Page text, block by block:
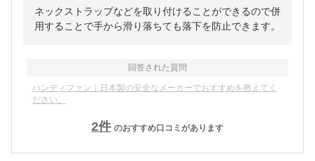
ネックストラップなどを取り付けることができるので併
用することで手から滑り落ちても落下を防止できます。
回答された質問
ハンディファン｜日本製の安全なメーカーでおすすめを教えてく
ださい。
2件 のおすすめ口コミがあります